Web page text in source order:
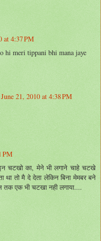
at 4:37 PM
hi meri tippani bhi mana jaye
June 21, 2010 at 4:38 PM
PM
चटखो का, मेने भी लगाने चाहे चटखे
था तो मै दे देता लेकिन बिना मेमबर बने
एक भी चटखा नही लगाया....